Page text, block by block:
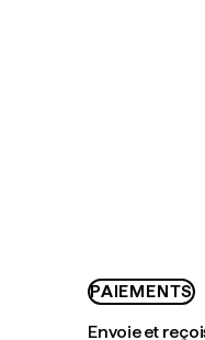
PAIEMENTS
Envoie et